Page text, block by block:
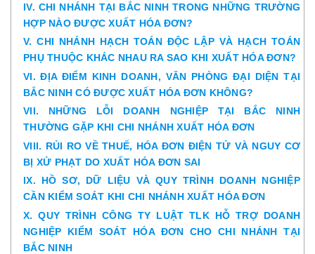
IV. CHI NHÁNH TẠI BẮC NINH TRONG NHỮNG TRƯỜNG
HỢP NÀO ĐƯỢC XUẤT HÓA ĐƠN?
V. CHI NHÁNH HẠCH TOÁN ĐỘC LẬP VÀ HẠCH TOÁN
PHỤ THUỘC KHÁC NHAU RA SAO KHI XUẤT HÓA ĐƠN?
VI. ĐỊA ĐIỂM KINH DOANH, VĂN PHÒNG ĐẠI DIỆN TẠI
BẮC NINH CÓ ĐƯỢC XUẤT HÓA ĐƠN KHÔNG?
VII. NHỮNG LỖI DOANH NGHIỆP TẠI BẮC NINH
THƯỜNG GẶP KHI CHI NHÁNH XUẤT HÓA ĐƠN
VIII. RỦI RO VỀ THUẾ, HÓA ĐƠN ĐIỆN TỬ VÀ NGUY CƠ
BỊ XỬ PHẠT DO XUẤT HÓA ĐƠN SAI
IX. HỒ SƠ, DỮ LIỆU VÀ QUY TRÌNH DOANH NGHIỆP
CẦN KIỂM SOÁT KHI CHI NHÁNH XUẤT HÓA ĐƠN
X. QUY TRÌNH CÔNG TY LUẬT TLK HỖ TRỢ DOANH
NGHIỆP KIỂM SOÁT HÓA ĐƠN CHO CHI NHÁNH TẠI
BẮC NINH